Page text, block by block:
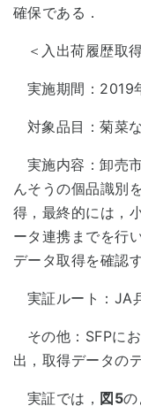
確保である．
＜入出荷履歴取
実施期間：2019
対象品目：菊菜
実施内容：卸売
んそうの個品識別
得，最終的には，
ータ連携までを行
データ取得を確認
実証ルート：
その他：SFPに
出，取得データの
実証では， 図5